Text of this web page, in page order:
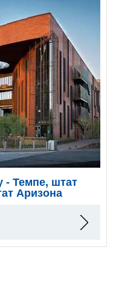
- Темпе, штат
Аризона